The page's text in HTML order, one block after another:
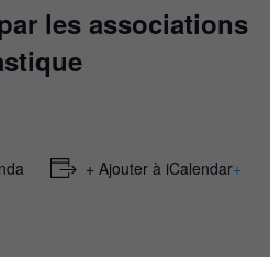
les associations
+ Ajouter à iCalendar+